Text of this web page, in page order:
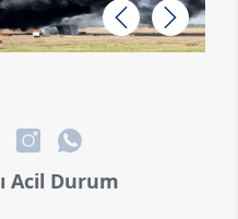
Geri İleri
Acil Durum